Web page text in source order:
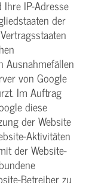
IP-Adresse
der
Ausnahmefällen
von Google
Im Auftrag
diese
der Website
Aktivitäten
der Website-
Betreiber zu